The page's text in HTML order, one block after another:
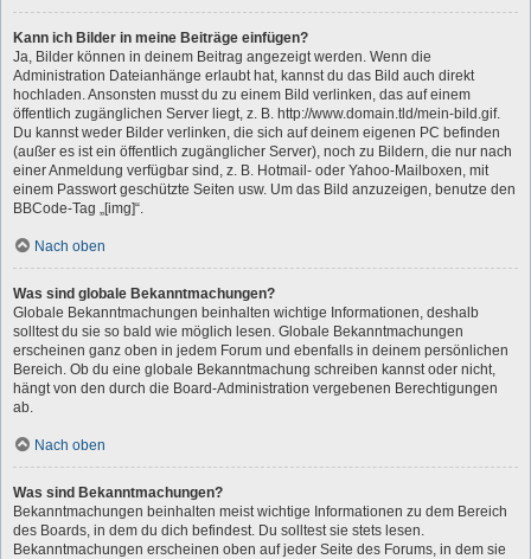
Kann ich Bilder in meine Beiträge einfügen?
Ja, Bilder können in deinem Beitrag angezeigt werden. Wenn die
Administration Dateianhänge erlaubt hat, kannst du das Bild auch direkt
hochladen. Ansonsten musst du zu einem Bild verlinken, das auf einem
öffentlich zugänglichen Server liegt, z. B. http://www.domain.tld/mein-bild.gif.
Du kannst weder Bilder verlinken, die sich auf deinem eigenen PC befinden
(außer es ist ein öffentlich zugänglicher Server), noch zu Bildern, die nur nach
einer Anmeldung verfügbar sind, z. B. Hotmail- oder Yahoo-Mailboxen, mit
einem Passwort geschützte Seiten usw. Um das Bild anzuzeigen, benutze den
BBCode-Tag „[img]“.
Nach oben
Was sind globale Bekanntmachungen?
Globale Bekanntmachungen beinhalten wichtige Informationen, deshalb
solltest du sie so bald wie möglich lesen. Globale Bekanntmachungen
erscheinen ganz oben in jedem Forum und ebenfalls in deinem persönlichen
Bereich. Ob du eine globale Bekanntmachung schreiben kannst oder nicht,
hängt von den durch die Board-Administration vergebenen Berechtigungen
ab.
Nach oben
Was sind Bekanntmachungen?
Bekanntmachungen beinhalten meist wichtige Informationen zu dem Bereich
des Boards, in dem du dich befindest. Du solltest sie stets lesen.
Bekanntmachungen erscheinen oben auf jeder Seite des Forums, in dem sie